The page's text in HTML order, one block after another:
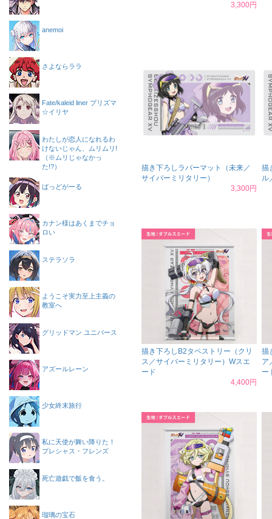
3,300円
描き下ろしラバーマット（未来／
サイバーミリタリー）
3,300円
描
ル
描き下ろしB2タペストリー（クリ
ス／サイバーミリタリー）Wスエ
ード
4,400円
描
ア
ー
anemoi
さよならララ
Fate/kaleid liner プリズマ
☆イリヤ
わたしが恋人になれるわ
けないじゃん、ムリムリ!
（※ムリじゃなかっ
た!?）
ばっどがーる
カナン様はあくまでチョ
ロい
ステラソラ
ようこそ実力至上主義の
教室へ
グリッドマン ユニバース
アズールレーン
少女終末旅行
私に天使が舞い降りた！
プレシャス・フレンズ
死亡遊戯で飯を食う。
瑠璃の宝石